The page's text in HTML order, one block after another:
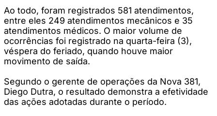
Ao todo, foram registrados 581 atendimentos,
entre eles 249 atendimentos mecânicos e 35
atendimentos médicos. O maior volume de
ocorrências foi registrado na quarta-feira (3),
véspera do feriado, quando houve maior
movimento de saída.
Segundo o gerente de operações da Nova 381,
Diego Dutra, o resultado demonstra a efetividade
das ações adotadas durante o período.